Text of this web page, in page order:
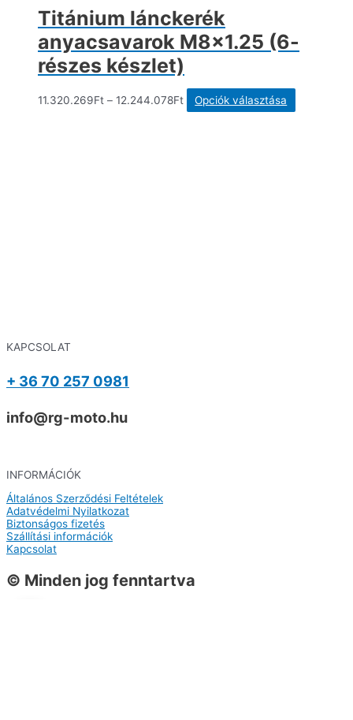
Titánium lánckerék
anyacsavarok M8x1.25 (6-
részes készlet)
11.320.269Ft – 12.244.078Ft Opciók választása
a
KAPCSOLAT
+ 36 70 257 0981
info@rg-moto.hu
INFORMÁCIÓK
Általános Szerződési Feltételek
Adatvédelmi Nyilatkozat
Biztonságos fizetés
Szállítási információk
Kapcsolat
© Minden jog fenntartva